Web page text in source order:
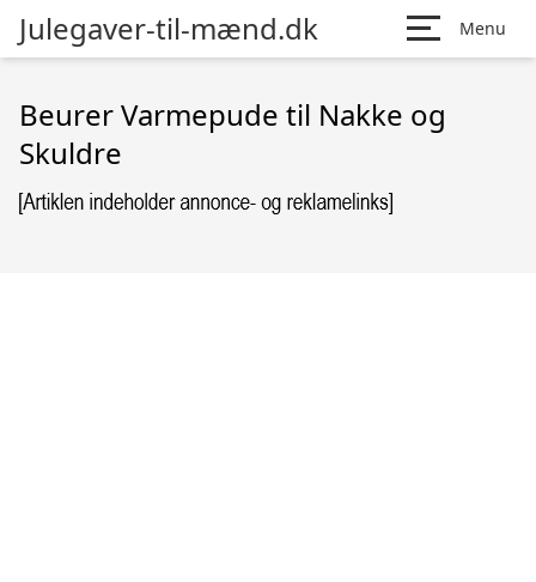
Julegaver-til-mænd.dk Menu
Beurer Varmepude til Nakke og
Skuldre